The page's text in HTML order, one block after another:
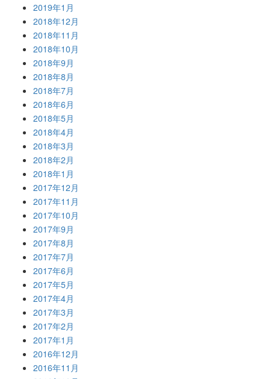
2019年1月
2018年12月
2018年11月
2018年10月
2018年9月
2018年8月
2018年7月
2018年6月
2018年5月
2018年4月
2018年3月
2018年2月
2018年1月
2017年12月
2017年11月
2017年10月
2017年9月
2017年8月
2017年7月
2017年6月
2017年5月
2017年4月
2017年3月
2017年2月
2017年1月
2016年12月
2016年11月